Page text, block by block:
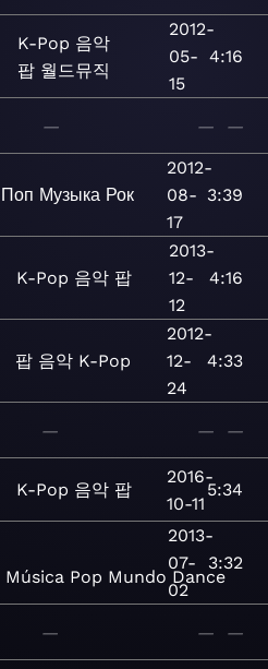
K-Pop 음악
팝 월드뮤직
2012-
05-
15
4:16
— — —
Поп Музыка Рок
2012-
08-
17
3:39
K-Pop 음악 팝
2013-
12-
12
4:16
팝 음악 K-Pop
2012-
12-
24
4:33
— — —
K-Pop 음악 팝
2016-
10-11
5:34
Música Pop Mundo Dance
2013-
07-
02
3:32
— — —